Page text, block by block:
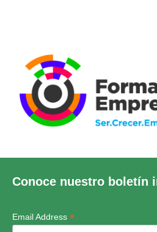
Conoce nuestro boletín
Email Address *